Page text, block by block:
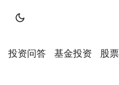
投资问答 基金投资 股